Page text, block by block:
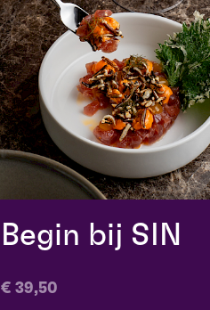
Begin bij SIN
€ 39,50